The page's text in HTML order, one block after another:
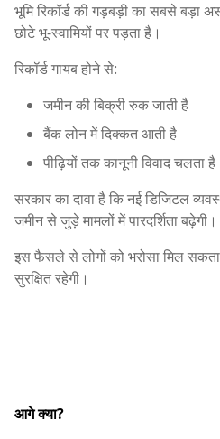
भूमि रिकॉर्ड की गड़बड़ी का सबसे बड़ा
छोटे भू-स्वामियों पर पड़ता है।
रिकॉर्ड गायब होने से:
जमीन की बिक्री रुक जाती है
बैंक लोन में दिक्कत आती है
पीढ़ियों तक कानूनी विवाद चलता है
सरकार का दावा है कि नई डिजिटल
जमीन से जुड़े मामलों में पारदर्शिता बढ़ेगी।
इस फैसले से लोगों को भरोसा मिल
सुरक्षित रहेगी।
आगे क्या?